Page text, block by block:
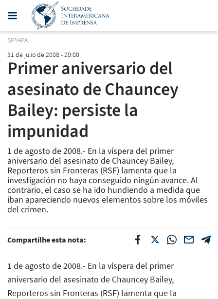
SIPIAPA
31 de julio de 2008 - 20:00
Primer aniversario del
asesinato de Chauncey
Bailey: persiste la
impunidad
1 de agosto de 2008.- En la víspera del primer
aniversario del asesinato de Chauncey Bailey,
Reporteros sin Fronteras (RSF) lamenta que la
investigación no haya conseguido ningún avance. Al
contrario, el caso se ha ido hundiendo a medida que
iban apareciendo nuevos elementos sobre los móviles
del crimen.
Compartilhe esta nota:
1 de agosto de 2008.- En la víspera del primer
aniversario del asesinato de Chauncey Bailey,
Reporteros sin Fronteras (RSF) lamenta que la